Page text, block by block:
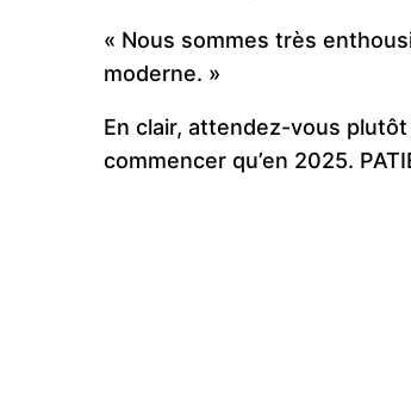
« Nous sommes très
moderne. »
En clair, attendez-vous
commencer qu’en 2025.